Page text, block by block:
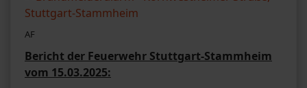
AF
Bericht der Feuerwehr Stuttgart-Stammheim
vom 15.03.2025: